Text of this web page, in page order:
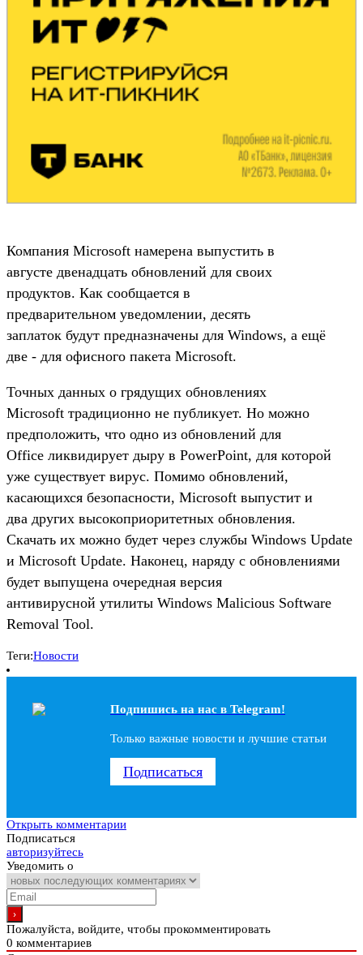
Компания Microsoft намерена выпустить в
августе двенадцать обновлений для своих
продуктов. Как сообщается в
предварительном уведомлении, десять
заплаток будут предназначены для Windows, а ещё
две - для офисного пакета Microsoft.
Точных данных о грядущих обновлениях
Microsoft традиционно не публикует. Но можно
предположить, что одно из обновлений для
Office ликвидирует дыру в PowerPoint, для которой
уже существует вирус. Помимо обновлений,
касающихся безопасности, Microsoft выпустит и
два других высокоприоритетных обновления.
Скачать их можно будет через службы Windows Update
и Microsoft Update. Наконец, наряду с обновлениями
будет выпущена очередная версия
антивирусной утилиты Windows Malicious Software
Removal Tool.
Теги:Новости
Подпишись на наc в Telegram!
Только важные новости и лучшие статьи
Подписаться
Открыть комментарии
Подписаться
авторизуйтесь
Уведомить о
Пожалуйста, войдите, чтобы прокомментировать
0 комментариев